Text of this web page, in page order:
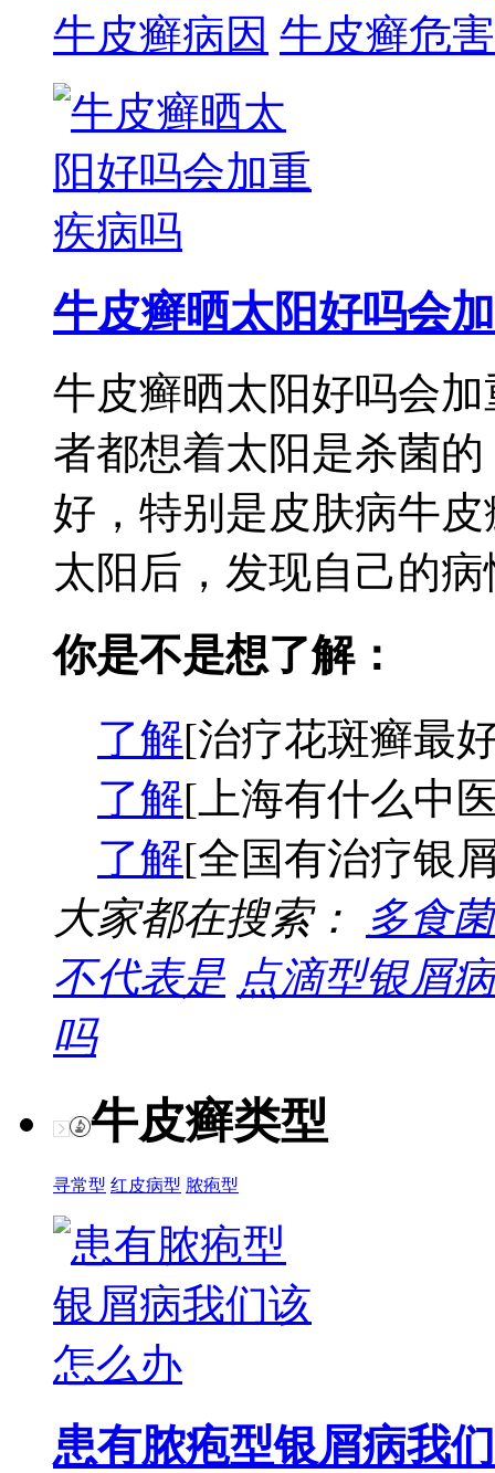
牛皮癣病因 牛皮癣危害
牛皮癣晒太阳好吗会加
牛皮癣晒太阳好吗会
者都想着太阳是杀菌
好，特别是皮肤病牛
太阳后，发现自己的
你是不是想了解：
了解[治疗花斑癣最
了解[上海有什么中
了解[全国有治疗银
大家都在搜索：
多食
不代表是 点滴型银屑
吗
牛皮癣类型
寻常型 红皮病型 脓疱型
患有脓疱型银屑病我们